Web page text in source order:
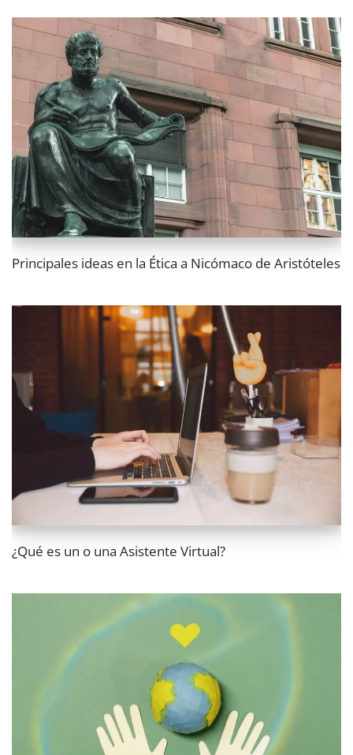
Principales ideas en la Ética a Nicómaco de Aristóteles
¿Qué es un o una Asistente Virtual?